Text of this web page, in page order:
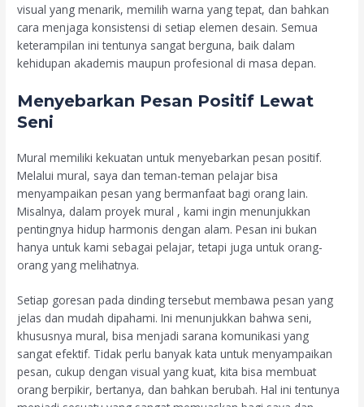
visual yang menarik, memilih warna yang tepat, dan bahkan
cara menjaga konsistensi di setiap elemen desain. Semua
keterampilan ini tentunya sangat berguna, baik dalam
kehidupan akademis maupun profesional di masa depan.
Menyebarkan Pesan Positif Lewat
Seni
Mural memiliki kekuatan untuk menyebarkan pesan positif.
Melalui mural, saya dan teman-teman pelajar bisa
menyampaikan pesan yang bermanfaat bagi orang lain.
Misalnya, dalam proyek mural , kami ingin menunjukkan
pentingnya hidup harmonis dengan alam. Pesan ini bukan
hanya untuk kami sebagai pelajar, tetapi juga untuk orang-
orang yang melihatnya.
Setiap goresan pada dinding tersebut membawa pesan yang
jelas dan mudah dipahami. Ini menunjukkan bahwa seni,
khususnya mural, bisa menjadi sarana komunikasi yang
sangat efektif. Tidak perlu banyak kata untuk menyampaikan
pesan, cukup dengan visual yang kuat, kita bisa membuat
orang berpikir, bertanya, dan bahkan berubah. Hal ini tentunya